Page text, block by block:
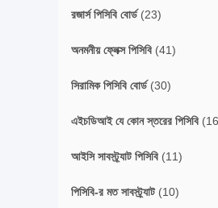
রজার্স পিসিবি বোর্ড(23)
অনমনীয় ফ্লেক্স পিসিবি (41)
সিরামিক পিসিবি বোর্ড(30)
এইচডিআই যে কোন স্তরের পিসিবি
আইসি সাবস্ট্র্যাট পিসিবি (11)
পিসিবি-র মত সাবস্ট্র্যাট(10)